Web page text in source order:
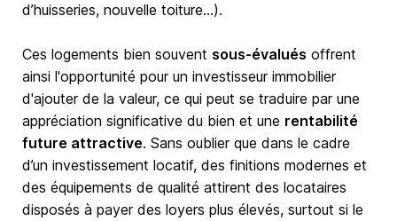
d’huisseries, nouvelle toiture…).
Ces logements bien souvent sous-évalués offrent
ainsi l'opportunité pour un investisseur immobilier
d'ajouter de la valeur, ce qui peut se traduire par une
appréciation significative du bien et une rentabilité
future attractive. Sans oublier que dans le cadre
d’un investissement locatif, des finitions modernes et
des équipements de qualité attirent des locataires
disposés à payer des loyers plus élevés, surtout si le